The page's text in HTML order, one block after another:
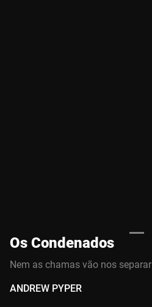
Os Condenados
Nem as chamas vão nos separar
ANDREW PYPER